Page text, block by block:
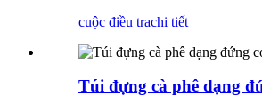
cuộc điều trachi tiết
Túi đựng cà phê dạng